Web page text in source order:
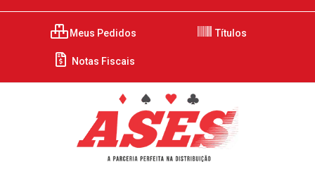
Meus Pedidos Títulos
Notas Fiscais